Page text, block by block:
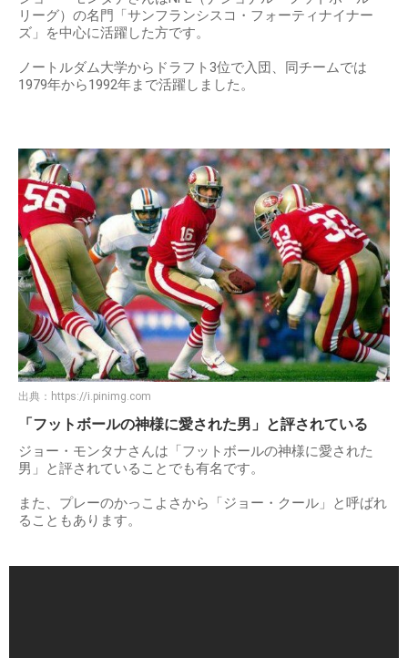
出典：https://cdn-ak.f.st-hatena.com
NFLの名門「サンフランシスコ・フォーティナイナー
ズ」を中心に活躍
ジョー・モンタナさんはNFL（ナショナル・フットボール・
リーグ）の名門「サンフランシスコ・フォーティナイナー
ズ」を中心に活躍した方です。
ノートルダム大学からドラフト3位で入団、同チームでは
1979年から1992年まで活躍しました。